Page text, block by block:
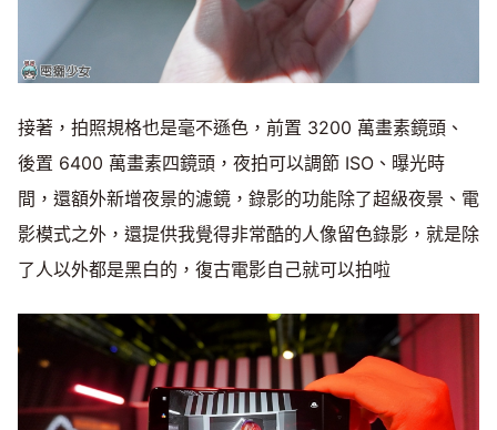
接著，拍照規格也是毫不遜色，前置 3200 萬畫素鏡頭、
後置 6400 萬畫素四鏡頭，夜拍可以調節 ISO、曝光時
間，還額外新增夜景的濾鏡，錄影的功能除了超級夜景、電
影模式之外，還提供我覺得非常酷的人像留色錄影，就是除
了人以外都是黑白的，復古電影自己就可以拍啦